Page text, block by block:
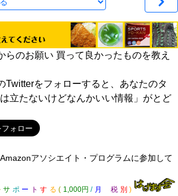
らのお願い 買って良かったものを教え
Twitterをフォローすると、あなたのタ
立たないけどなんかいい情報」がとど
アソシエイト・プログラムに参加して
サ ポ ー ト す る ( 1,000円 / 月 税 別 )